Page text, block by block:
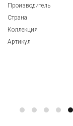
Производитель
Страна
Коллекция
Артикул